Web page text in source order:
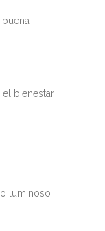
bienestar
luminoso